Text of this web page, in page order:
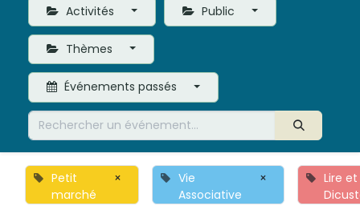
Activités Public
Thèmes
Événements passés
Petit
marché
×
Vie
Associative
×
Lire et